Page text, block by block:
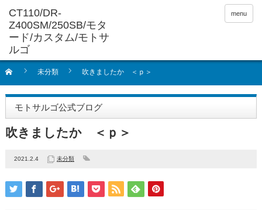
menu
未分類 吹きましたか ＜ｐ＞
モトサルゴ公式ブログ
吹きましたか ＜ｐ＞
2021.2.4 未分類